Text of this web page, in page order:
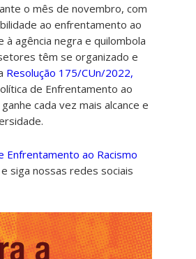
o mês de novembro, com
ao enfrentamento ao
à agência negra e quilombola
têm se organizado e
Resolução 175/CUn/2022,
de Enfrentamento ao
cada vez mais alcance e
Enfrentamento ao Racismo
e siga nossas redes sociais